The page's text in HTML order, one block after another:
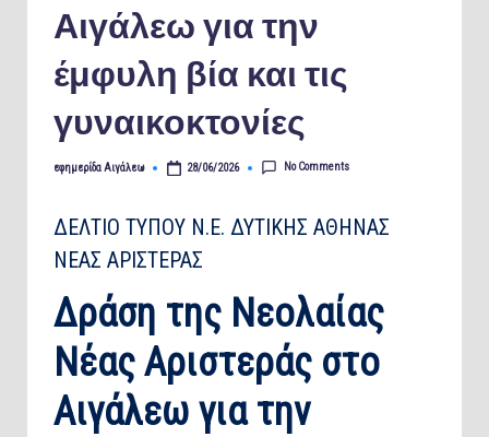
Αιγάλεω για την
έμφυλη βία και τις
γυναικοκτονίες
Posted
εφημερίδα Αιγάλεω 28/06/2026 No Comments
ΔΕΛΤΙΟ ΤΥΠΟΥ Ν.Ε. ΔΥΤΙΚΗΣ ΑΘΗΝΑΣ
ΝΕΑΣ ΑΡΙΣΤΕΡΑΣ
Δράση της Νεολαίας
Νέας Αριστεράς στο
Αιγάλεω για την